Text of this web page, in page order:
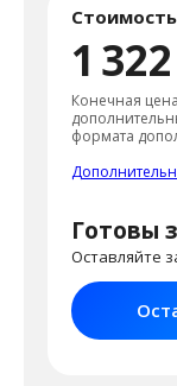
1
Конечная
формата
Готовы
Оставляйте